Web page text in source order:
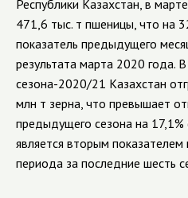
Республики Казахстан, в
471,6 тыс. т пшеницы, что на
показатель предыдущего
результата марта 2020 года.
сезона-2020/21 Казахстан
млн т зерна, что превышает
предыдущего сезона на 17,1%
является вторым
периода за последние шесть